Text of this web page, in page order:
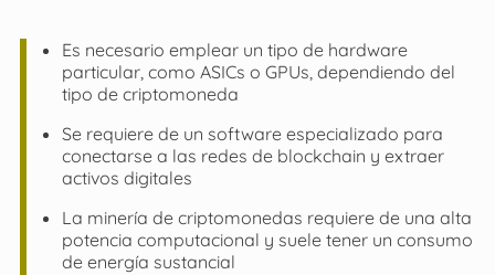
Es necesario emplear un tipo de hardware
particular, como ASICs o GPUs, dependiendo del
tipo de criptomoneda
Se requiere de un software especializado para
conectarse a las redes de blockchain y extraer
activos digitales
La minería de criptomonedas requiere de una alta
potencia computacional y suele tener un consumo
de energía sustancial